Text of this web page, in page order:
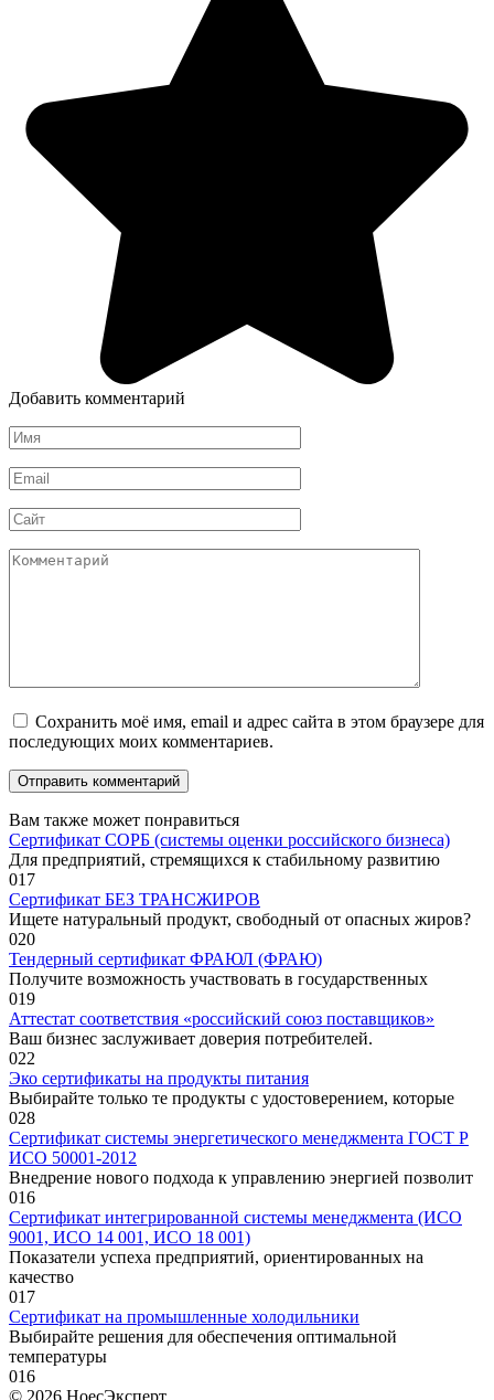
Добавить комментарий
Имя
*
Email
*
Сайт
Комментарий
Сохранить моё имя, email и адрес сайта в этом браузере для
последующих моих комментариев.
Вам также может понравиться
Сертификат СОРБ (системы оценки российского бизнеса)
Для предприятий, стремящихся к стабильному развитию
017
Сертификат БЕЗ ТРАНСЖИРОВ
Ищете натуральный продукт, свободный от опасных жиров?
020
Тендерный сертификат ФРАЮЛ (ФРАЮ)
Получите возможность участвовать в государственных
019
Аттестат соответствия «российский союз поставщиков»
Ваш бизнес заслуживает доверия потребителей.
022
Эко сертификаты на продукты питания
Выбирайте только те продукты с удостоверением, которые
028
Сертификат системы энергетического менеджмента ГОСТ Р
ИСО 50001-2012
Внедрение нового подхода к управлению энергией позволит
016
Сертификат интегрированной системы менеджмента (ИСО
9001, ИСО 14 001, ИСО 18 001)
Показатели успеха предприятий, ориентированных на
качество
017
Сертификат на промышленные холодильники
Выбирайте решения для обеспечения оптимальной
температуры
016